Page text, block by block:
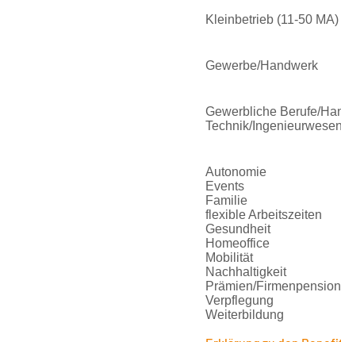
Kleinbetrieb (11-50 MA)
Gewerbe/Handwerk
Gewerbliche Berufe/
Technik/Ingenieurwesen
Autonomie
Events
Familie
flexible Arbeitszeiten
Gesundheit
Homeoffice
Mobilität
Nachhaltigkeit
Prämien/Firmenpension
Verpflegung
Weiterbildung